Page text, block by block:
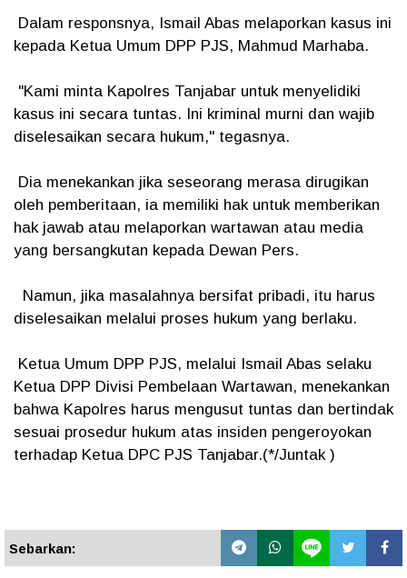
Dalam responsnya, Ismail Abas melaporkan kasus ini
kepada Ketua Umum DPP PJS, Mahmud Marhaba.
"Kami minta Kapolres Tanjabar untuk menyelidiki
kasus ini secara tuntas. Ini kriminal murni dan wajib
diselesaikan secara hukum," tegasnya.
Dia menekankan jika seseorang merasa dirugikan
oleh pemberitaan, ia memiliki hak untuk memberikan
hak jawab atau melaporkan wartawan atau media
yang bersangkutan kepada Dewan Pers.
Namun, jika masalahnya bersifat pribadi, itu harus
diselesaikan melalui proses hukum yang berlaku.
Ketua Umum DPP PJS, melalui Ismail Abas selaku
Ketua DPP Divisi Pembelaan Wartawan, menekankan
bahwa Kapolres harus mengusut tuntas dan bertindak
sesuai prosedur hukum atas insiden pengeroyokan
terhadap Ketua DPC PJS Tanjabar.(*/Juntak )
Sebarkan: